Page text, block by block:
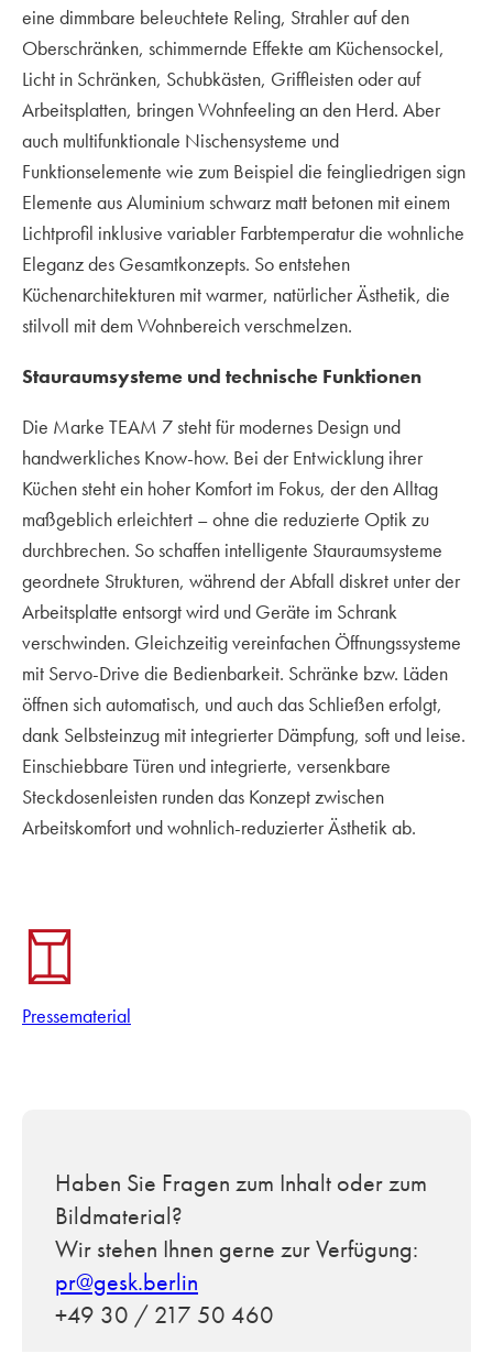
eine dimmbare beleuchtete Reling, Strahler auf den
Oberschränken, schimmernde Effekte am Küchensockel,
Licht in Schränken, Schubkästen, Griffleisten oder auf
Arbeitsplatten, bringen Wohnfeeling an den Herd. Aber
auch multifunktionale Nischensysteme und
Funktionselemente wie zum Beispiel die feingliedrigen sign
Elemente aus Aluminium schwarz matt betonen mit einem
Lichtprofil inklusive variabler Farbtemperatur die wohnliche
Eleganz des Gesamtkonzepts. So entstehen
Küchenarchitekturen mit warmer, natürlicher Ästhetik, die
stilvoll mit dem Wohnbereich verschmelzen.
Stauraumsysteme und technische Funktionen
Die Marke TEAM 7 steht für modernes Design und
handwerkliches Know-how. Bei der Entwicklung ihrer
Küchen steht ein hoher Komfort im Fokus, der den Alltag
maßgeblich erleichtert – ohne die reduzierte Optik zu
durchbrechen. So schaffen intelligente Stauraumsysteme
geordnete Strukturen, während der Abfall diskret unter der
Arbeitsplatte entsorgt wird und Geräte im Schrank
verschwinden. Gleichzeitig vereinfachen Öffnungssysteme
mit Servo-Drive die Bedienbarkeit. Schränke bzw. Läden
öffnen sich automatisch, und auch das Schließen erfolgt,
dank Selbsteinzug mit integrierter Dämpfung, soft und leise.
Einschiebbare Türen und integrierte, versenkbare
Steckdosenleisten runden das Konzept zwischen
Arbeitskomfort und wohnlich-reduzierter Ästhetik ab.
Pressematerial
Haben Sie Fragen zum Inhalt oder zum
Bildmaterial?
Wir stehen Ihnen gerne zur Verfügung:
pr@gesk.berlin
+49 30 / 217 50 460